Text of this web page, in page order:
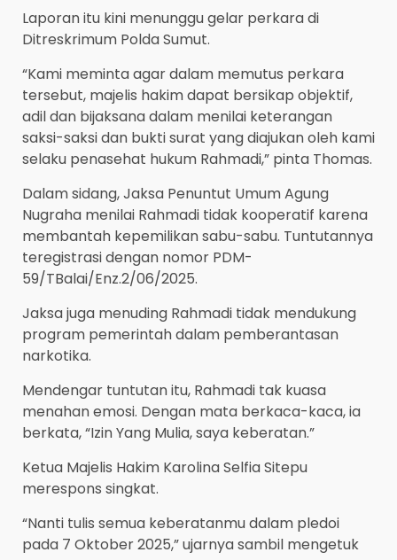
Laporan itu kini menunggu gelar perkara di
Ditreskrimum Polda Sumut.
“Kami meminta agar dalam memutus perkara
tersebut, majelis hakim dapat bersikap objektif,
adil dan bijaksana dalam menilai keterangan
saksi-saksi dan bukti surat yang diajukan oleh kami
selaku penasehat hukum Rahmadi,” pinta Thomas.
Dalam sidang, Jaksa Penuntut Umum Agung
Nugraha menilai Rahmadi tidak kooperatif karena
membantah kepemilikan sabu-sabu. Tuntutannya
teregistrasi dengan nomor PDM-
59/TBalai/Enz.2/06/2025.
Jaksa juga menuding Rahmadi tidak mendukung
program pemerintah dalam pemberantasan
narkotika.
Mendengar tuntutan itu, Rahmadi tak kuasa
menahan emosi. Dengan mata berkaca-kaca, ia
berkata, “Izin Yang Mulia, saya keberatan.”
Ketua Majelis Hakim Karolina Selfia Sitepu
merespons singkat.
“Nanti tulis semua keberatanmu dalam pledoi
pada 7 Oktober 2025,” ujarnya sambil mengetuk